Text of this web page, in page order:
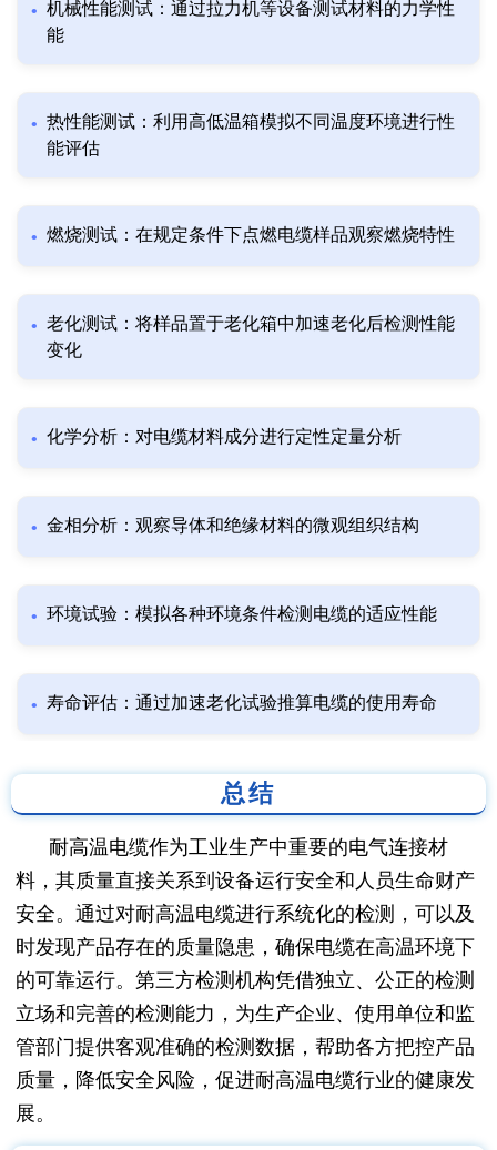
机械性能测试：通过拉力机等设备测试材料的力学性
能
热性能测试：利用高低温箱模拟不同温度环境进行性
能评估
燃烧测试：在规定条件下点燃电缆样品观察燃烧特性
老化测试：将样品置于老化箱中加速老化后检测性能
变化
化学分析：对电缆材料成分进行定性定量分析
金相分析：观察导体和绝缘材料的微观组织结构
环境试验：模拟各种环境条件检测电缆的适应性能
寿命评估：通过加速老化试验推算电缆的使用寿命
总结
耐高温电缆作为工业生产中重要的电气连接材
料，其质量直接关系到设备运行安全和人员生命财产
安全。通过对耐高温电缆进行系统化的检测，可以及
时发现产品存在的质量隐患，确保电缆在高温环境下
的可靠运行。第三方检测机构凭借独立、公正的检测
立场和完善的检测能力，为生产企业、使用单位和监
管部门提供客观准确的检测数据，帮助各方把控产品
质量，降低安全风险，促进耐高温电缆行业的健康发
展。